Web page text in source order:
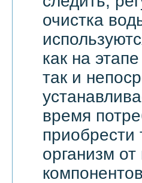
очистка
как на
так и
время
организм